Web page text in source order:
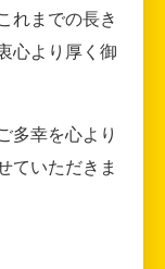
れまでの長き
心より厚く御
多幸を心より
ていただきま